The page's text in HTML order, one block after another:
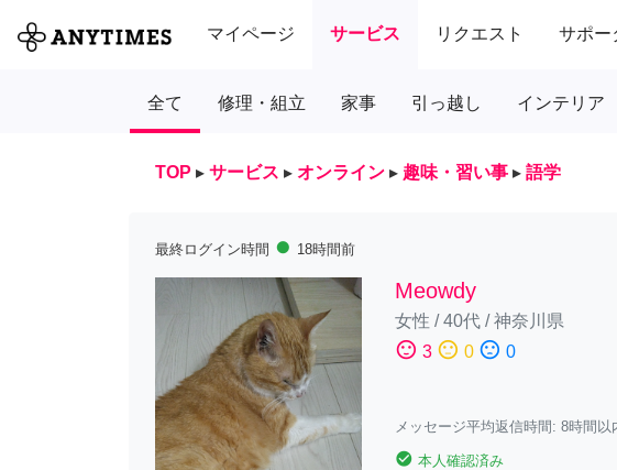
マイページ サービス リクエスト サポー
全て 修理・組立 家事 引っ越し インテリア
TOP ▸ サービス ▸ オンライン ▸ 趣味・習い事 ▸ 語学
最終ログイン時間 fiber_manual_record 18時間前
Meowdy
女性 /40代/神奈川県
sentiment_satisfied 3 sentiment_neutral 0 sentiment_dissatisfied 0
メッセージ平均返信時間: 8時間以
check_circle 本人確認済み